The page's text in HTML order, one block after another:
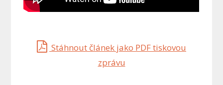
Stáhnout článek jako PDF tiskovou
zprávu